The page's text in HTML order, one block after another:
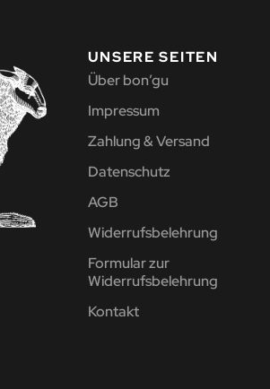
UNSERE SEITEN
Über bon’gu
Impressum
Zahlung & Versand
Datenschutz
AGB
Widerrufsbelehrung
Formular zur
Widerrufsbelehrung
Kontakt